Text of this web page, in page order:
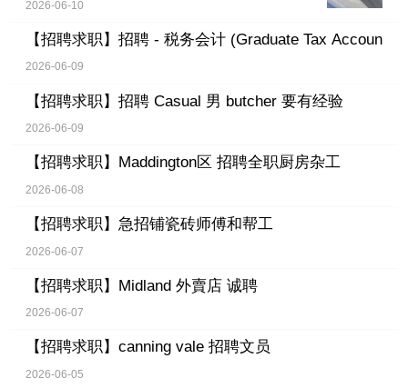
2026-06-10
【招聘求职】 招聘 - 税务会计 (Graduate Tax Accoun
2026-06-09
【招聘求职】 招聘 Casual 男 butcher 要有经验
2026-06-09
【招聘求职】 Maddington区 招聘全职厨房杂工
2026-06-08
【招聘求职】 急招铺瓷砖师傅和帮工
2026-06-07
【招聘求职】 Midland 外賣店 诚聘
2026-06-07
【招聘求职】 canning vale 招聘文员
2026-06-05